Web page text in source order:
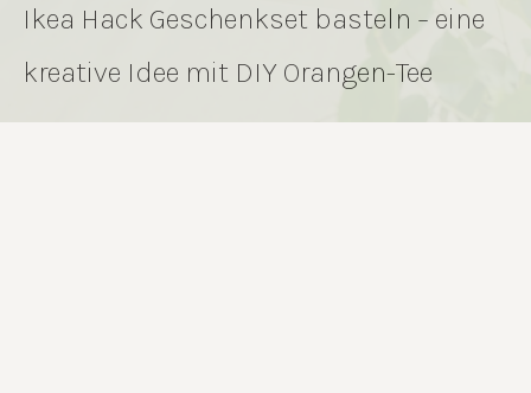
Ikea Hack Geschenkset basteln – eine
kreative Idee mit DIY Orangen-Tee